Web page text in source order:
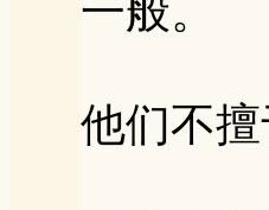
一般。
他们不